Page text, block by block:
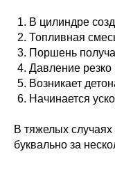
В цилиндре
Топливная
Поршень
Давление резко
Возникает
Начинается
В тяжелых
буквально за